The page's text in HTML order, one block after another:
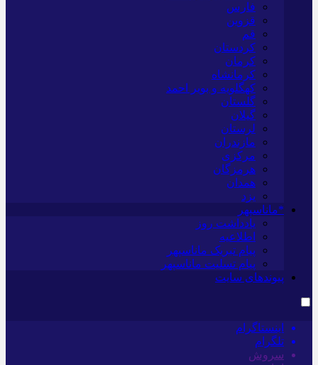
فارس
قزوین
قم
کردستان
کرمان
کرمانشاه
کهگلویه و بویر احمد
گلستان
گیلان
لرستان
مازندران
مرکزی
هرمزگان
همدان
یزد
*ماناسپهر
یادداشت روز
اطلاعیه
پیام تبریک ماناسپهر
پیام تسلیت ماناسپهر
پیوندهای سایت
اینستاگرام
تلگرام
سروش